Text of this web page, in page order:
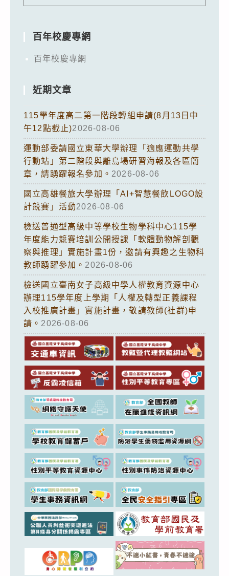
百年校慶專網
百年校慶專網
近期文章
115學年度高二第一階段轉組申請(8月13日中
午12點截止)2026-08-06
運動部委請國立東華大學辦理「適應運動共學
行動站」第二階段與離島場研習海報及各區簡
章，請踴躍報名參加。 2026-08-06
國立高雄餐旅大學辦理「AI+智慧餐飲LOGO設
計競賽」活動2026-08-06
檢送普通型高級中等學校生物學科中心115學
年度能力競賽培訓公開授課「軟體動物解剖觀
察與推理」實施計畫1份，邀請有興趣之生物科
教師踴躍參加。 2026-08-06
檢送國立臺南女子高級中學人權教育資源中心
辦理115學年度上學期「人權及轉型正義課程
入校推廣計畫」實施計畫，敬請教師(社群)申
請。 2026-08-06